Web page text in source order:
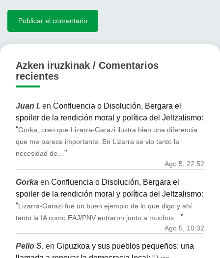
Azken iruzkinak / Comentarios
recientes
Juan I. en Confluencia o Disolución, Bergara el
spoiler de la rendición moral y política del Jeltzalismo:
“Gorka, creo que Lizarra-Garazi ilustra bien una diferencia
que me parece importante. En Lizarra se vio tanto la
necesidad de… ”
Ago 5, 22:52
Gorka en Confluencia o Disolución, Bergara el
spoiler de la rendición moral y política del Jeltzalismo:
“Lizarra-Garazi fué un buen ejemplo de lo que digo y ahí
tanto la IA como EAJ/PNV entraron junto a muchos… ”
Ago 5, 10:32
Pello S. en Gipuzkoa y sus pueblos pequeños: una